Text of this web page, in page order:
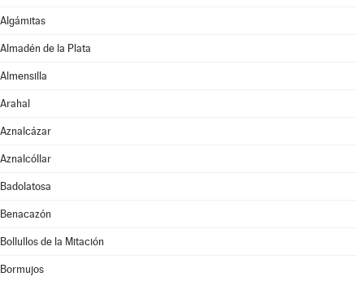
Algámitas
Almadén de la Plata
Almensilla
Arahal
Aznalcázar
Aznalcóllar
Badolatosa
Benacazón
Bollullos de la Mitación
Bormujos